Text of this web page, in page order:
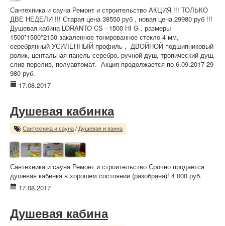
Сантехника и сауна Ремонт и строительство АКЦИЯ !!! ТОЛЬКО
ДВЕ НЕДЕЛИ !!! Старая цена 38550 руб , новая цена 29980 руб !!!
Душевая кабина LORANTO CS - 1500 НI G . размеры
1500*1500*2150 закаленное тонированное стекло 4 мм,
cеребрянный УСИЛЕННЫЙ профиль , ДВОЙНОЙ подшипниковый
ролик, центальная панель серебро, ручной душ, тропический душ,
слив перелив, полуавтомат. Акция продолжается по 6.09.2017 29
980 руб.
17.08.2017
Душевая кабинка
Сантехника и сауна / Душевая и ванна
Сантехника и сауна Ремонт и строительство Срочно продаётся
душевая кабинка в хорошем состоянии (разобрана)! 4 000 руб.
17.08.2017
Душевая кабина